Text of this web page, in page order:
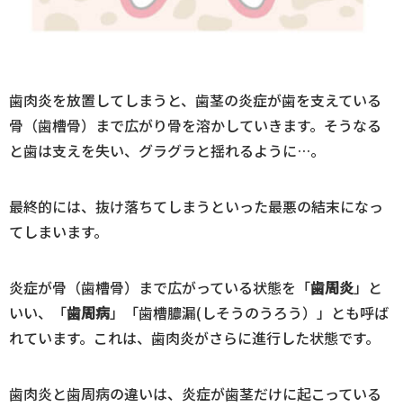
歯肉炎を放置してしまうと、歯茎の炎症が歯を支えている
骨（歯槽骨）まで広がり骨を溶かしていきます。そうなる
と歯は支えを失い、グラグラと揺れるように…。
最終的には、抜け落ちてしまうといった最悪の結末になっ
てしまいます。
炎症が骨（歯槽骨）まで広がっている状態を「歯周炎」と
いい、「歯周病」「歯槽膿漏(しそうのうろう）」とも呼ば
れています。これは、歯肉炎がさらに進行した状態です。
歯肉炎と歯周病の違いは、炎症が歯茎だけに起こっている